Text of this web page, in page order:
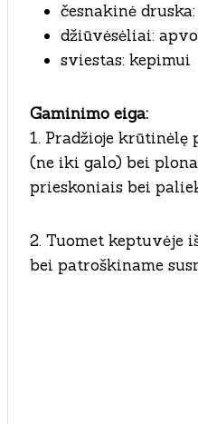
česnakinė
džiūvėsėliai:
sviestas: kepimui
Gaminimo eiga:
1. Pradžioje krūtinėlę
(ne iki galo) bei
prieskoniais bei
2. Tuomet keptuvėje
bei patroškiname